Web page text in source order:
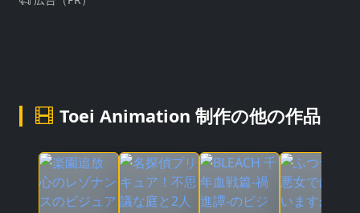
Toei Animation 制作の他の作品